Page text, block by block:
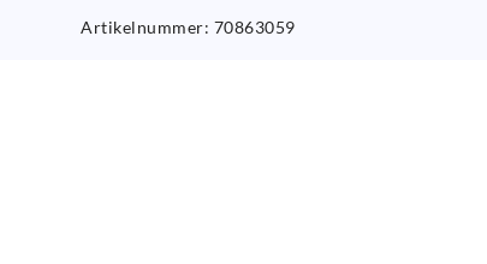
Artikelnummer: 70863059